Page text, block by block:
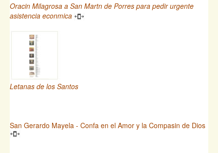
Oracin Milagrosa a San Martn de Porres para pedir urgente
asistencia econmica
Letanas de los Santos
San Gerardo Mayela - Confa en el Amor y la Compasin de Dios